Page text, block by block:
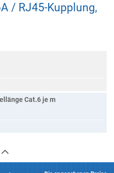
/ RJ45-Kupplung,
Cat.6 je m